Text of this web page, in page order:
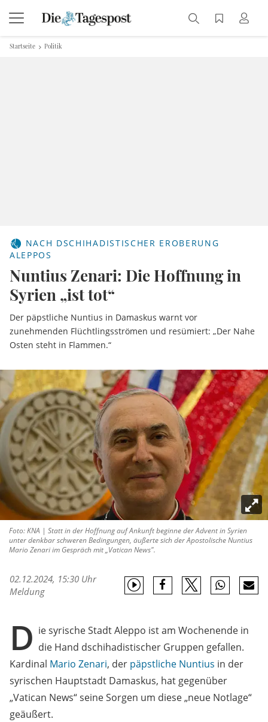
Startseite Politik
NACH DSCHIHADISTISCHER EROBERUNG
ALEPPOS
Nuntius Zenari: Die Hoffnung in
Syrien „ist tot“
Der päpstliche Nuntius in Damaskus warnt vor
zunehmenden Flüchtlingsströmen und resümiert: „Der Nahe
Osten steht in Flammen.“
Foto: KNA | Statt in der Hoffnung auf Ankunft beginne der Advent in Syrien
unter denkbar schweren Bedingungen, äußerte sich der Apostolische Nuntius
Mario Zenari im Gespräch mit „Vatican News".
02.12.2024, 15:30 Uhr
Meldung
D ie syrische Stadt Aleppo ist am Wochenende in
die Hand dschihadistischer Gruppen gefallen.
Kardinal Mario Zenari, der päpstliche Nuntius in der
syrischen Hauptstadt Damaskus, hat gegenüber
„Vatican News“ seine Sorgen um diese „neue Notlage“
geäußert.